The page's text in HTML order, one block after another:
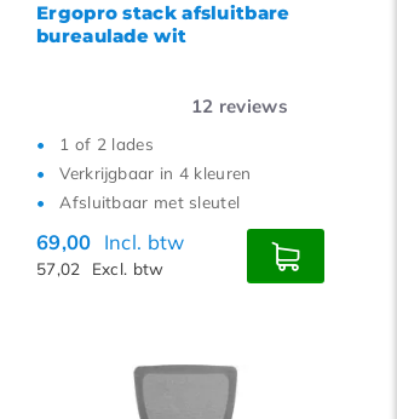
Ergopro stack afsluitbare
bureaulade wit
12 reviews
1 of 2 lades
Verkrijgbaar in 4 kleuren
Afsluitbaar met sleutel
69,00 Incl. btw
57,02 Excl. btw